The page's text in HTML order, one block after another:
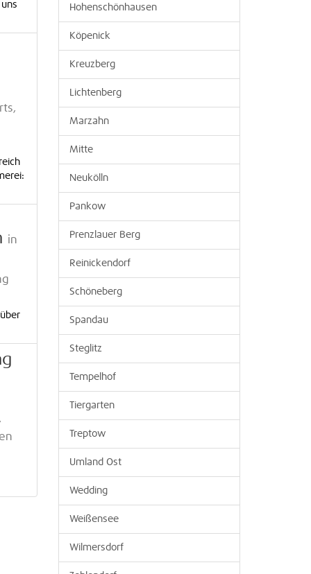
in
Hohenschönhausen
Köpenick
Kreuzberg
Lichtenberg
Marzahn
Mitte
Neukölln
Pankow
Prenzlauer Berg
Reinickendorf
Schöneberg
Spandau
Steglitz
Tempelhof
Tiergarten
Treptow
Umland Ost
Wedding
Weißensee
Wilmersdorf